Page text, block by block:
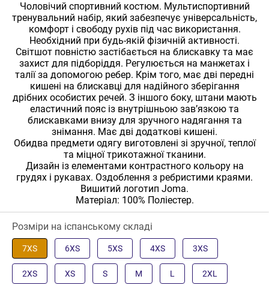
Чоловічий спортивний костюм. Мультиспортивний
тренувальний набір, який забезпечує універсальність,
комфорт і свободу рухів під час використання.
Необхідний при будь-якій фізичній активності.
Світшот повністю застібається на блискавку та має
захист для підборіддя. Регулюється на манжетах і
талії за допомогою ребер. Крім того, має дві передні
кишені на блискавці для надійного зберігання
дрібних особистих речей. З іншого боку, штани мають
еластичний пояс із внутрішньою зав’язкою та
блискавками внизу для зручного надягання та
знімання. Має дві додаткові кишені.
Обидва предмети одягу виготовлені зі зручної, теплої
та міцної трикотажної тканини.
Дизайн із елементами контрастного кольору на
грудях і рукавах. Оздоблення з ребристими краями.
Вишитий логотип Joma.
Матеріал: 100% Поліестер.
Розміри на іспанському складі
7XS 6XS 5XS 4XS 3XS
2XS XS S M L 2XL